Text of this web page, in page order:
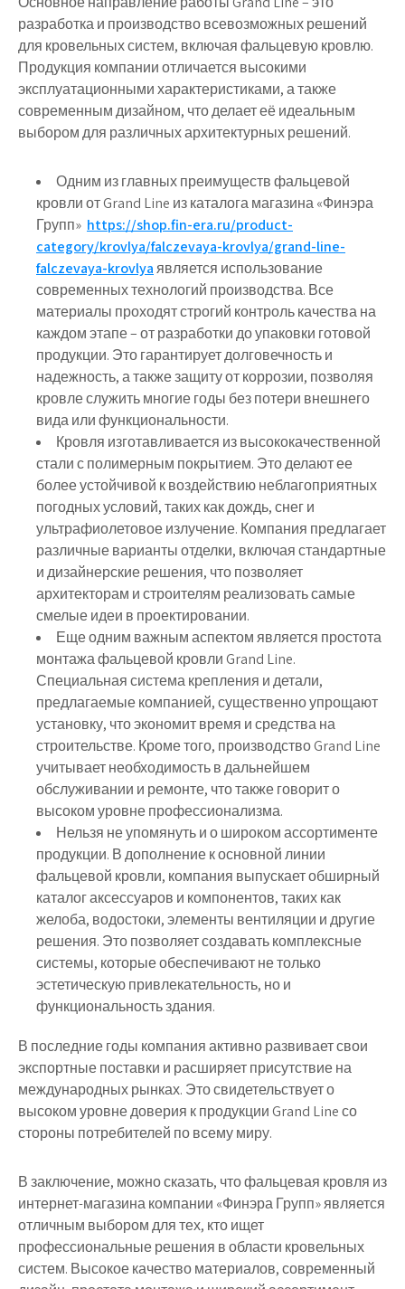
разработка и производство всевозможных решений
для кровельных систем, включая фальцевую кровлю.
Продукция компании отличается высокими
эксплуатационными характеристиками, а также
современным дизайном, что делает её идеальным
выбором для различных архитектурных решений.
Одним из главных преимуществ фальцевой
кровли от Grand Line из каталога магазина «Финэра
Групп» https://shop.fin-era.ru/product-
category/krovlya/falczevaya-krovlya/grand-line-
falczevaya-krovlyaявляется использование
современных технологий производства. Все
материалы проходят строгий контроль качества на
каждом этапе – от разработки до упаковки готовой
продукции. Это гарантирует долговечность и
надежность, а также защиту от коррозии, позволяя
кровле служить многие годы без потери внешнего
вида или функциональности.
Кровля изготавливается из высококачественной
стали с полимерным покрытием. Это делают ее
более устойчивой к воздействию неблагоприятных
погодных условий, таких как дождь, снег и
ультрафиолетовое излучение. Компания предлагает
различные варианты отделки, включая стандартные
и дизайнерские решения, что позволяет
архитекторам и строителям реализовать самые
смелые идеи в проектировании.
Еще одним важным аспектом является простота
монтажа фальцевой кровли Grand Line.
Специальная система крепления и детали,
предлагаемые компанией, существенно упрощают
установку, что экономит время и средства на
строительстве. Кроме того, производство Grand Line
учитывает необходимость в дальнейшем
обслуживании и ремонте, что также говорит о
высоком уровне профессионализма.
Нельзя не упомянуть и о широком ассортименте
продукции. В дополнение к основной линии
фальцевой кровли, компания выпускает обширный
каталог аксессуаров и компонентов, таких как
желоба, водостоки, элементы вентиляции и другие
решения. Это позволяет создавать комплексные
системы, которые обеспечивают не только
эстетическую привлекательность, но и
функциональность здания.
В последние годы компания активно развивает свои
экспортные поставки и расширяет присутствие на
международных рынках. Это свидетельствует о
высоком уровне доверия к продукции Grand Line со
стороны потребителей по всему миру.
В заключение, можно сказать, что фальцевая кровля из
интернет-магазина компании «Финэра Групп» является
отличным выбором для тех, кто ищет
профессиональные решения в области кровельных
систем. Высокое качество материалов, современный